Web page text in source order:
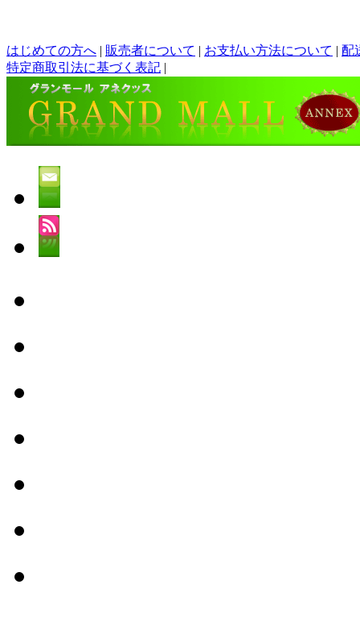
はじめての方へ | 販売者について | お支払い方法について | 配
特定商取引法に基づく表記 |